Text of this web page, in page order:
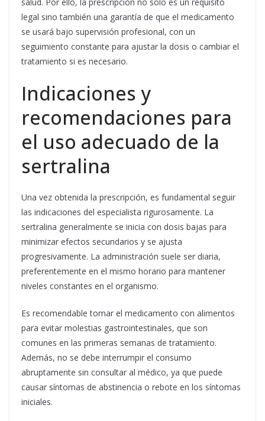
legal sino también una garantía de que el medicamento
se usará bajo supervisión profesional, con un
seguimiento constante para ajustar la dosis o cambiar el
tratamiento si es necesario.
Indicaciones y
recomendaciones para
el uso adecuado de la
sertralina
Una vez obtenida la prescripción, es fundamental seguir
las indicaciones del especialista rigurosamente. La
sertralina generalmente se inicia con dosis bajas para
minimizar efectos secundarios y se ajusta
progresivamente. La administración suele ser diaria,
preferentemente en el mismo horario para mantener
niveles constantes en el organismo.
Es recomendable tomar el medicamento con alimentos
para evitar molestias gastrointestinales, que son
comunes en las primeras semanas de tratamiento.
Además, no se debe interrumpir el consumo
abruptamente sin consultar al médico, ya que puede
causar síntomas de abstinencia o rebote en los síntomas
iniciales.